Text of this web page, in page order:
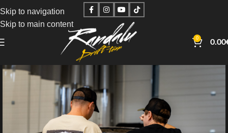
Skip to navigation
Skip to main content
0 0.00